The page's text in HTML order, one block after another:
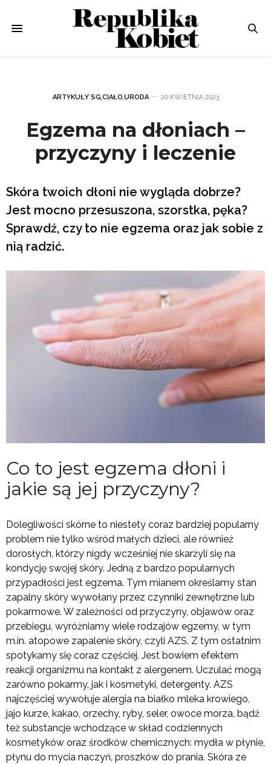
ARTYKUŁY SG,CIAŁO,URODA 20 KWIETNIA 2023
Egzema na dłoniach –
przyczyny i leczenie
Skóra twoich dłoni nie wygląda dobrze?
Jest mocno przesuszona, szorstka, pęka?
Sprawdź, czy to nie egzema oraz jak sobie z
nią radzić.
Co to jest egzema dłoni i
jakie są jej przyczyny?
Dolegliwości skórne to niestety coraz bardziej popularny
problem nie tylko wśród małych dzieci, ale również
dorosłych, którzy nigdy wcześniej nie skarżyli się na
kondycję swojej skóry. Jedną z bardzo popularnych
przypadłości jest egzema. Tym mianem określamy stan
zapalny skóry wywołany przez czynniki zewnętrzne lub
pokarmowe. W zależności od przyczyny, objawów oraz
przebiegu, wyróżniamy wiele rodzajów egzemy, w tym
m.in. atopowe zapalenie skóry, czyli AZS. Z tym ostatnim
spotykamy się coraz częściej. Jest bowiem efektem
reakcji organizmu na kontakt z alergenem. Uczulać mogą
zarówno pokarmy, jak i kosmetyki, detergenty. AZS
najczęściej wywołuje alergia na białko mleka krowiego,
jajo kurze, kakao, orzechy, ryby, seler, owoce morza, bądź
też substancje wchodzące w skład codziennych
kosmetyków oraz środków chemicznych: mydła w płynie,
płynu do mycia naczyń, proszków do prania. Skóra ze